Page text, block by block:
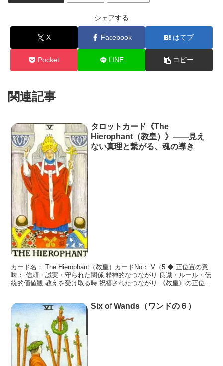
シェアする
X Facebook はてブ
Pocket LINE コピー
関連記事
タロットカード《The
Hierophant（教皇）》――見え
ない真理と繋がる、魂の導き
カード名： The Hierophant（教皇）カードNo： V（5 ◆ 正位置の意
味： 信頼・誠実・守られた関係 精神的なつながり 良識・ルール・伝
統的価値観 教えを受け取る時 祝福されたつながり 《教皇》の正位置
Six of Wands（ワンドの６）